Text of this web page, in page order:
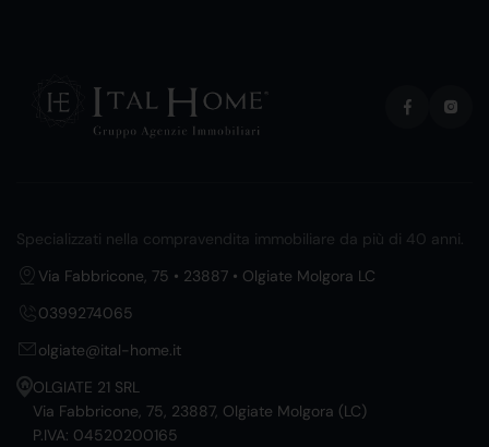
Specializzati nella compravendita immobiliare da più di 40 anni.
Via Fabbricone, 75 • 23887 • Olgiate Molgora LC
0399274065
olgiate@ital-home.it
OLGIATE 21 SRL
Via Fabbricone, 75, 23887, Olgiate Molgora (LC)
P.IVA: 04520200165